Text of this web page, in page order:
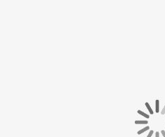
elastaan. Dit materiaal is voorzien
technologie, wat ervoor zorgt
de bovenste laag van de trui.